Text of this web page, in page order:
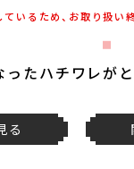
いるため、お取り扱い
たハチワレが
る